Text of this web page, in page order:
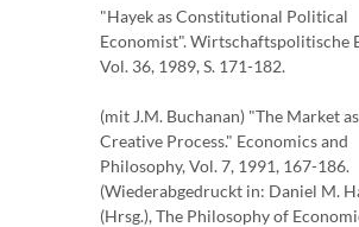
"Hayek as Constitutional Political
Economist". Wirtschaftspolitische
Vol. 36, 1989, S. 171-182.
(mit J.M. Buchanan) "The Market
Creative Process." Economics and
Philosophy, Vol. 7, 1991, 167-186.
(Wiederabgedruckt in: Daniel M.
(Hrsg.), The Philosophy of